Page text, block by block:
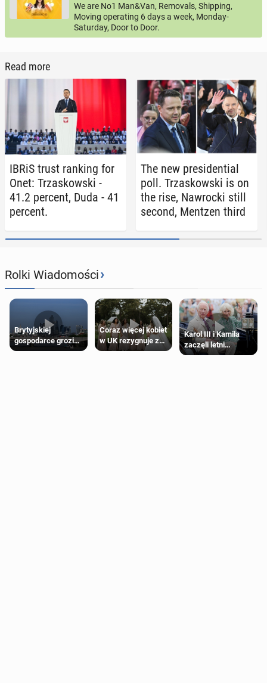
We are No1 Man&Van, Removals, Shipping,
Moving operating 6 days a week, Monday-
Saturday, Door to Door.
Read more
IBRiS trust ranking for
Onet: Trza­skows­ki -
41.2 percent, Duda - 41
percent.
The new pres­i­den­tial
poll. Trza­skows­ki is on
the rise, Nawroc­ki still
second, Mentzen third
Rolki Wiadomości›
Brytyjskiej
gospodarce grozi
recesja, jeśli
Coraz więcej kobiet
w UK rezygnuje z
roli druhny na
Karol III i Kamila
zaczęli letni
odpoczynek po